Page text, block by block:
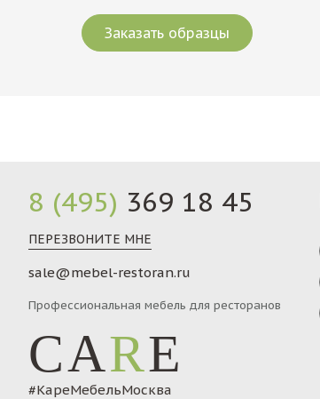
Заказать образцы
8 (495) 369 18 45
ПЕРЕЗВОНИТЕ МНЕ
sale@mebel-restoran.ru
Профессиональная мебель для ресторанов
CARE
#КареМебельМосква